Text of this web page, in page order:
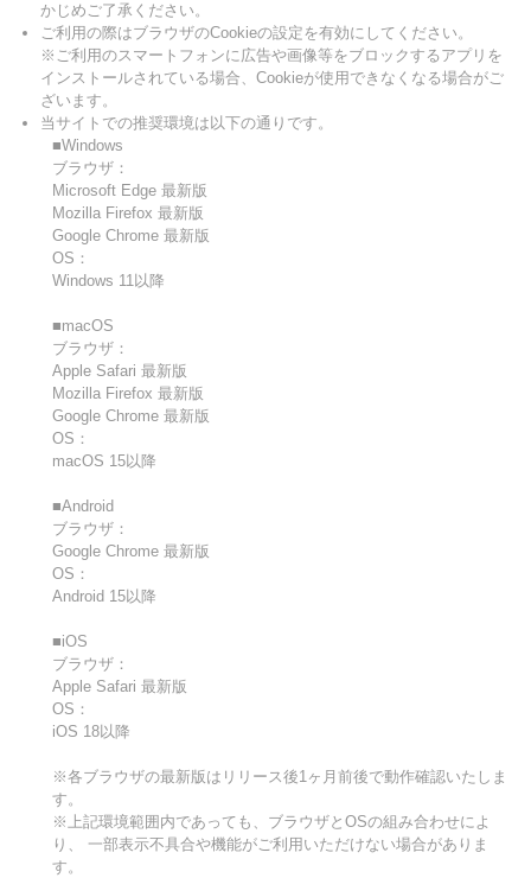
かじめご了承ください。
ご利用の際はブラウザのCookieの設定を有効にしてください。
※ご利用のスマートフォンに広告や画像等をブロックするアプリを
インストールされている場合、Cookieが使用できなくなる場合がご
ざいます。
当サイトでの推奨環境は以下の通りです。
■Windows
ブラウザ：
Microsoft Edge 最新版
Mozilla Firefox 最新版
Google Chrome 最新版
OS：
Windows 11以降
■macOS
ブラウザ：
Apple Safari 最新版
Mozilla Firefox 最新版
Google Chrome 最新版
OS：
macOS 15以降
■Android
ブラウザ：
Google Chrome 最新版
OS：
Android 15以降
■iOS
ブラウザ：
Apple Safari 最新版
OS：
iOS 18以降
※各ブラウザの最新版はリリース後1ヶ月前後で動作確認いたしま
す。
※上記環境範囲内であっても、ブラウザとOSの組み合わせによ
り、 一部表示不具合や機能がご利用いただけない場合がありま
す。